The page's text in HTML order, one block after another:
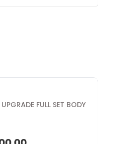
FULL SET BODY